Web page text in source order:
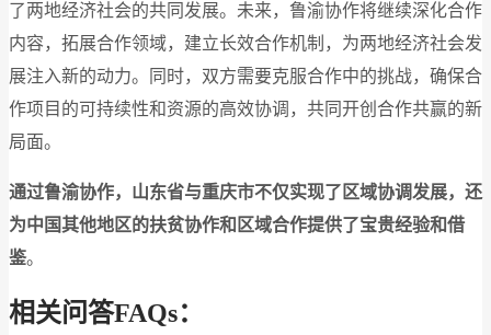
了两地经济社会的共同发展。未来，鲁渝协作将继续深化合作
内容，拓展合作领域，建立长效合作机制，为两地经济社会发
展注入新的动力。同时，双方需要克服合作中的挑战，确保合
作项目的可持续性和资源的高效协调，共同开创合作共赢的新
局面。
通过鲁渝协作，山东省与重庆市不仅实现了区域协调发展，还
为中国其他地区的扶贫协作和区域合作提供了宝贵经验和借
鉴。
相关问答FAQs：